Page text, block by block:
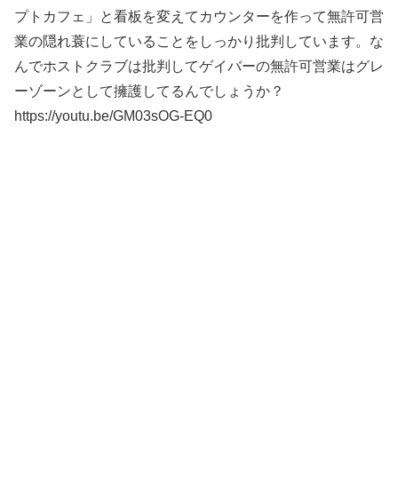
プトカフェ」と看板を変えてカウンターを作って無許可営
業の隠れ蓑にしていることをしっかり批判しています。な
んでホストクラブは批判してゲイバーの無許可営業はグレ
ーゾーンとして擁護してるんでしょうか？
https://youtu.be/GM03sOG-EQ0